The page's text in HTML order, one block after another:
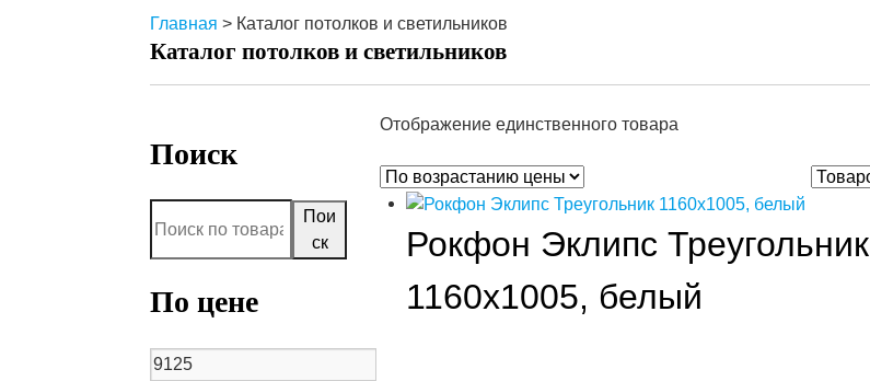
Главная > Каталог потолков и светильников
Каталог потолков и светильников
Поиск
Пои
ск
По цене
Отображение единственного товара
Рокфон Эклипс Треугольник
1160х1005, белый